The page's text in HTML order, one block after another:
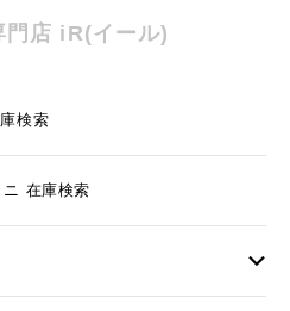
門店 iR(イール)
検索
ニ 在庫検索